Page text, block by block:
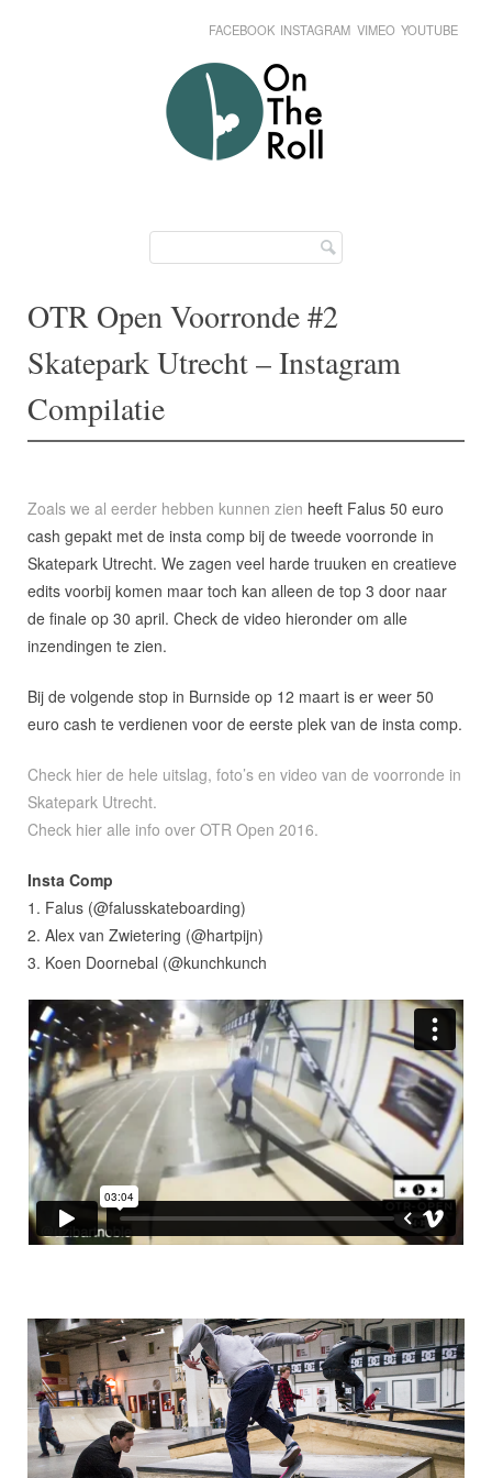
FACEBOOK INSTAGRAM VIMEO YOUTUBE
Main menu
OTR Open Voorronde #2
Skatepark Utrecht – Instagram
Compilatie
Zoals we al eerder hebben kunnen zien heeft Falus 50 euro
cash gepakt met de insta comp bij de tweede voorronde in
Skatepark Utrecht. We zagen veel harde truuken en creatieve
edits voorbij komen maar toch kan alleen de top 3 door naar
de finale op 30 april. Check de video hieronder om alle
inzendingen te zien.
Bij de volgende stop in Burnside op 12 maart is er weer 50
euro cash te verdienen voor de eerste plek van de insta comp.
Check hier de hele uitslag, foto’s en video van de voorronde in
Skatepark Utrecht.
Check hier alle info over OTR Open 2016.
Insta Comp
1. Falus (@falusskateboarding)
2. Alex van Zwietering (@hartpijn)
3. Koen Doornebal (@kunchkunch